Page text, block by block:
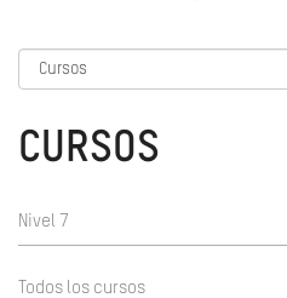
CURSOS
Nivel 7
Todos los cursos